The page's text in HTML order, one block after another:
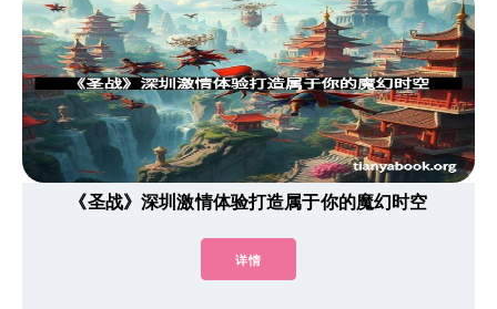
《圣战》深圳激情体验打造属于你的魔幻时空
详情